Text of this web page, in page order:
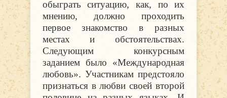
обыграть ситуацию, как, по их
мнению, должно проходить
первое знакомство в разных
местах и обстоятельствах.
Следующим конкурсным
заданием было «Международная
любовь». Участникам предстояло
признаться в любви своей второй